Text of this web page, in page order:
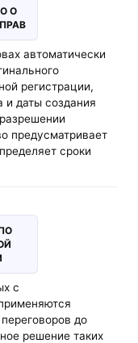
О
автоматически
регистрации,
и даты создания
предусматривает
сроки
с
до
решение таких